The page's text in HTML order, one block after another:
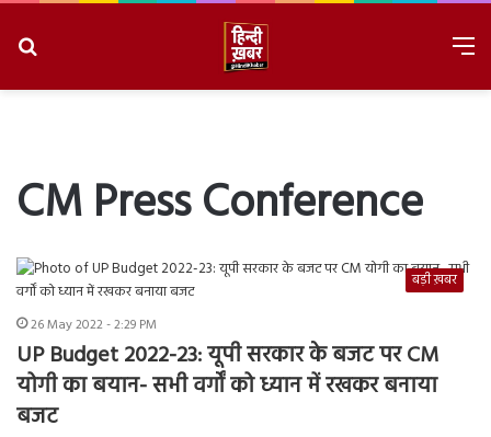
CM Press Conference
बड़ी ख़बर
26 May 2022 - 2:29 PM
UP Budget 2022-23: यूपी सरकार के बजट पर CM
योगी का बयान- सभी वर्गों को ध्यान में रखकर बनाया
बजट